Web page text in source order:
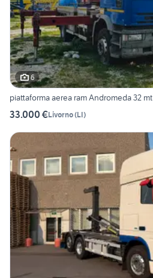
6
piattaforma aerea ram Andromeda 32 mt
33.000 €Livorno(LI)